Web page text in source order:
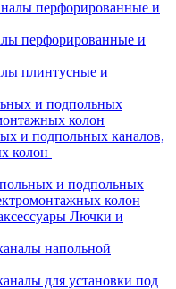
перфорированные и
плинтусные и
и подпольных каналов,
колон
и подпольных
колон
Лючки и
напольной
для установки под